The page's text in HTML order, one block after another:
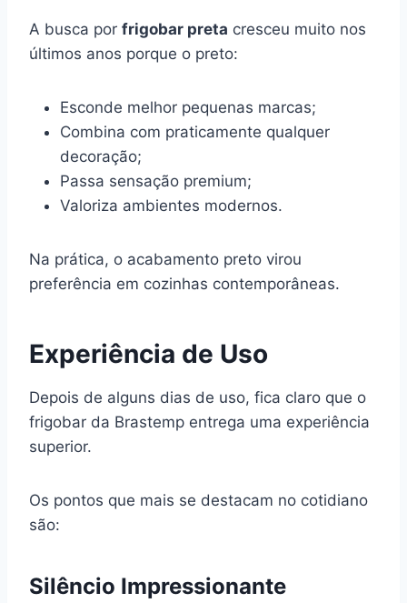
A busca por frigobar preta cresceu muito nos
últimos anos porque o preto:
Esconde melhor pequenas marcas;
Combina com praticamente qualquer
decoração;
Passa sensação premium;
Valoriza ambientes modernos.
Na prática, o acabamento preto virou
preferência em cozinhas contemporâneas.
Experiência de Uso
Depois de alguns dias de uso, fica claro que o
frigobar da Brastemp entrega uma experiência
superior.
Os pontos que mais se destacam no cotidiano
são:
Silêncio Impressionante